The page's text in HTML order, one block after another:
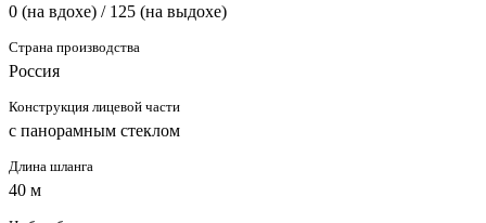
0 (на вдохе) / 125 (на выдохе)
Страна производства
Россия
Конструкция лицевой части
с панорамным стеклом
Длина шланга
40 м